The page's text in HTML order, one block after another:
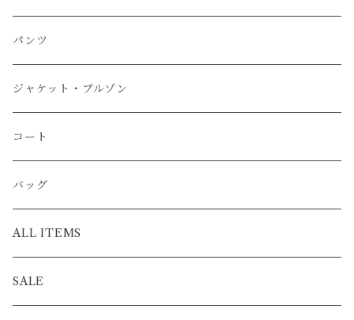
パンツ
ジャケット・ブルゾン
コート
バッグ
ALL ITEMS
SALE